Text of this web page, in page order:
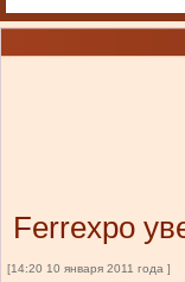
Ferrexpo
[14:20 10 января 2011 года ]